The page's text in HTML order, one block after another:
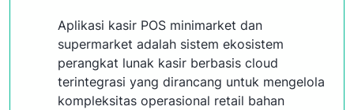
Aplikasi kasir POS minimarket dan
supermarket adalah sistem ekosistem
perangkat lunak kasir berbasis cloud
terintegrasi yang dirancang untuk mengelola
kompleksitas operasional retail bahan